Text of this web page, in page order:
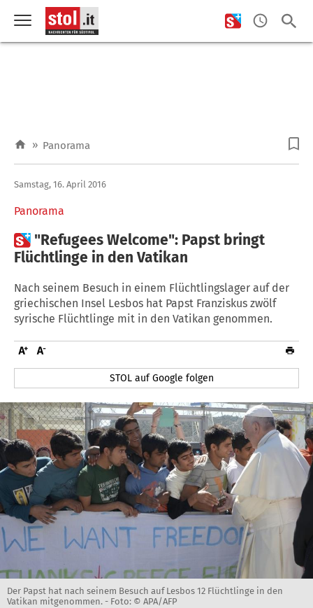
» Panorama
Panorama
Samstag, 16. April 2016
 "Refugees Welcome": Papst bringt
Flüchtlinge in den Vatikan
Nach seinem Besuch in einem Flüchtlingslager auf der
griechischen Insel Lesbos hat Papst Franziskus zwölf
syrische Flüchtlinge mit in den Vatikan genommen.
STOL auf Google folgen
Der Papst hat nach seinem Besuch auf Lesbos 12 Flüchtlinge in den
Vatikan mitgenommen. - Foto: © APA/AFP